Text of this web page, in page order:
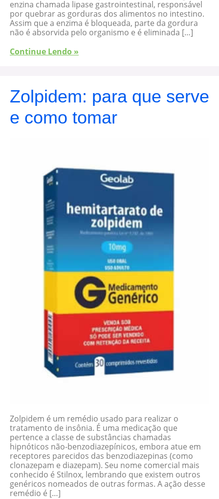
enzina chamada lipase gastrointestinal, responsável
por quebrar as gorduras dos alimentos no intestino.
Assim que a enzima é bloqueada, parte da gordura
não é absorvida pelo organismo e é eliminada […]
Continue Lendo »
Zolpidem: para que serve
e como tomar
Zolpidem é um remédio usado para realizar o
tratamento de insônia. É uma medicação que
pertence a classe de substâncias chamadas
hipnóticos não-benzodiazepínicos, embora atue em
receptores parecidos das benzodiazepinas (como
clonazepam e diazepam). Seu nome comercial mais
conhecido é Stilnox, lembrando que existem outros
genéricos nomeados de outras formas. A ação desse
remédio é […]